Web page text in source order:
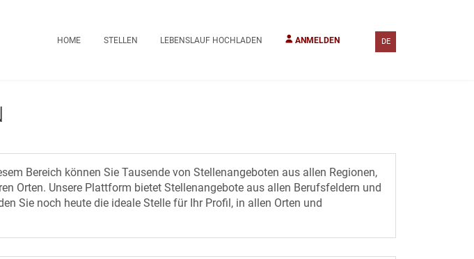
HOME STELLEN LEBENSLAUF HOCHLADEN ANMELDEN DE
Bereich können Sie Tausende von Stellenangeboten aus allen Regionen,
Orten. Unsere Plattform bietet Stellenangebote aus allen Berufsfeldern und
Sie noch heute die ideale Stelle für Ihr Profil, in allen Orten und